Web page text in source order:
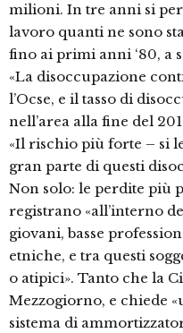
milioni. In tre anni si
lavoro quanti ne sono
fino ai primi anni ‘80, a
«La disoccupazione
l’Ocse, e il tasso di
nell’area alla fine del
«Il rischio più forte – si
gran parte di questi
Non solo: le perdite più
registrano «all’interno
giovani, basse
etniche, e tra questi
o atipici». Tanto che la
Mezzogiorno, e chiede
sistema di